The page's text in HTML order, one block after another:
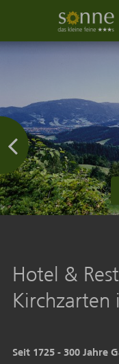
Hotel &
Kirchzarten
Seit 1725 - 300 Jahre